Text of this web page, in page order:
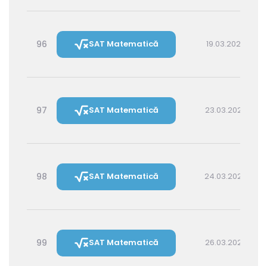
96 SAT Matematică 19.03.2027 16:00
97 SAT Matematică 23.03.2027 16:00
98 SAT Matematică 24.03.2027 14:30
99 SAT Matematică 26.03.2027 16:00